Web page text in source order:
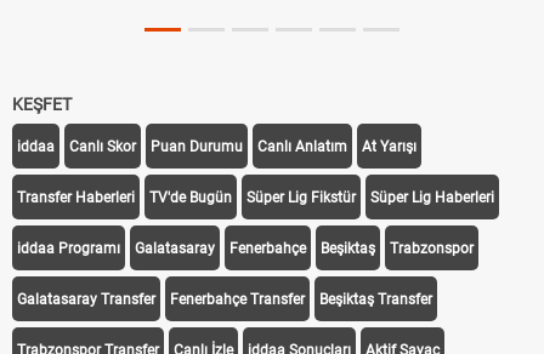
KEŞFET
iddaa Canlı Skor Puan Durumu Canlı Anlatım At Yarışı
Transfer Haberleri TV'de Bugün Süper Lig Fikstür Süper Lig Haberleri
iddaa Programı Galatasaray Fenerbahçe Beşiktaş Trabzonspor
Galatasaray Transfer Fenerbahçe Transfer Beşiktaş Transfer
Trabzonspor Transfer Canlı İzle iddaa Sonuçları Aktif Sayaç